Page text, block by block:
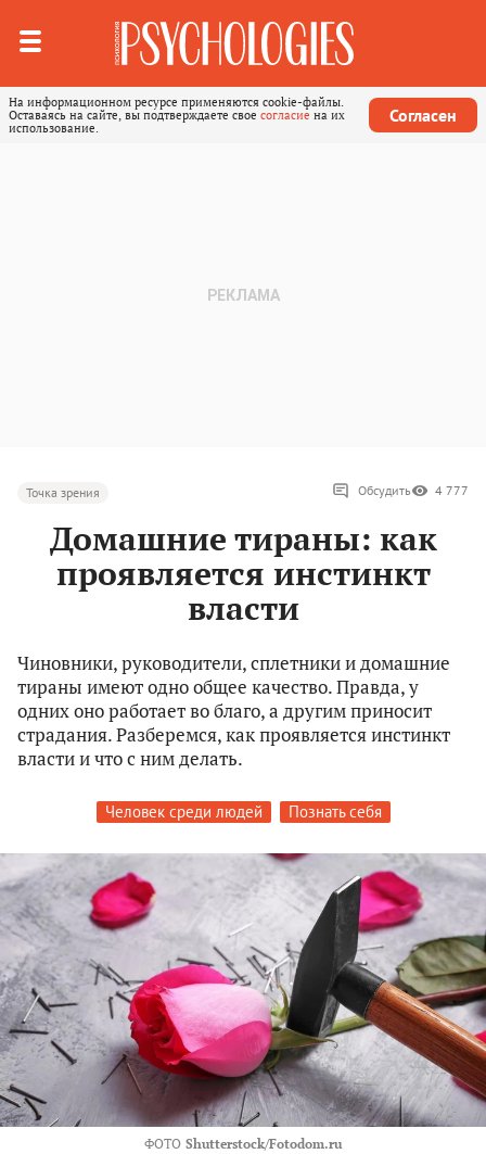
На информационном ресурсе применяются cookie-файлы.
Оставаясь на сайте, вы подтверждаете свое согласие на их
использование.
Согласен
Точка зрения Обсудить 4 777
Домашние тираны: как
проявляется инстинкт
власти
Чиновники, руководители, сплетники и домашние
тираны имеют одно общее качество. Правда, у
одних оно работает во благо, а другим приносит
страдания. Разберемся, как проявляется инстинкт
власти и что с ним делать.
Человек среди людей Познать себя
ФОТО Shutterstock/Fotodom.ru